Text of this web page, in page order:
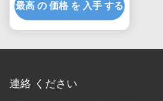
庭園装飾
最高 の 価格 を 入手 する
連絡 ください